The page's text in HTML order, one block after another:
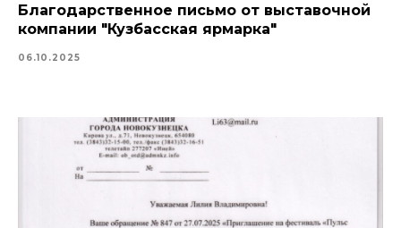
Благодарственное письмо от выставочной
компании "Кузбасская ярмарка"
06.10.2025